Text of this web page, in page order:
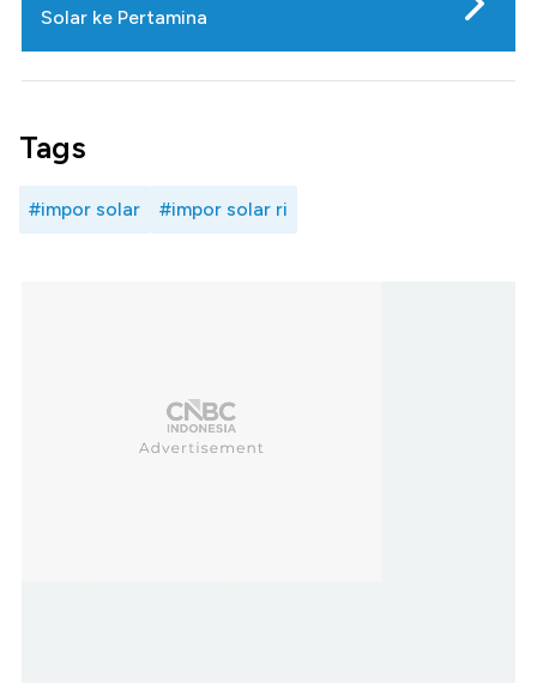
Solar ke Pertamina
Tags
#impor solar #impor solar ri